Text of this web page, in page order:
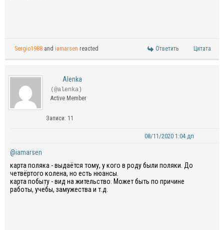
Sergio1988 and iamarsen reacted Ответить Цитата
Alenka
(@alenka)
Active Member
Записи: 11
08/11/2020 1:04 дп
@iamarsen
карта поляка - выдаётся тому, у кого в роду были поляки. До
четвёртого колена, но есть нюансы.
карта побыту - вид на жительство. Может быть по причине
работы, учебы, замужества и т.д.